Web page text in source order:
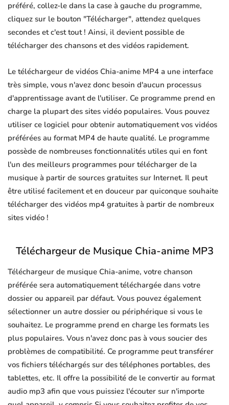
préféré, collez-le dans la case à gauche du programme,
cliquez sur le bouton "Télécharger", attendez quelques
secondes et c'est tout ! Ainsi, il devient possible de
télécharger des chansons et des vidéos rapidement.
Le téléchargeur de vidéos Chia-anime MP4 a une interface
très simple, vous n'avez donc besoin d'aucun processus
d'apprentissage avant de l'utiliser. Ce programme prend en
charge la plupart des sites vidéo populaires. Vous pouvez
utiliser ce logiciel pour obtenir automatiquement vos vidéos
préférées au format MP4 de haute qualité. Le programme
possède de nombreuses fonctionnalités utiles qui en font
l'un des meilleurs programmes pour télécharger de la
musique à partir de sources gratuites sur Internet. Il peut
être utilisé facilement et en douceur par quiconque souhaite
télécharger des vidéos mp4 gratuites à partir de nombreux
sites vidéo !
Téléchargeur de Musique Chia-anime MP3
Téléchargeur de musique Chia-anime, votre chanson
préférée sera automatiquement téléchargée dans votre
dossier ou appareil par défaut. Vous pouvez également
sélectionner un autre dossier ou périphérique si vous le
souhaitez. Le programme prend en charge les formats les
plus populaires. Vous n'avez donc pas à vous soucier des
problèmes de compatibilité. Ce programme peut transférer
vos fichiers téléchargés sur des téléphones portables, des
tablettes, etc. Il offre la possibilité de le convertir au format
audio mp3 afin que vous puissiez l'écouter sur n'importe